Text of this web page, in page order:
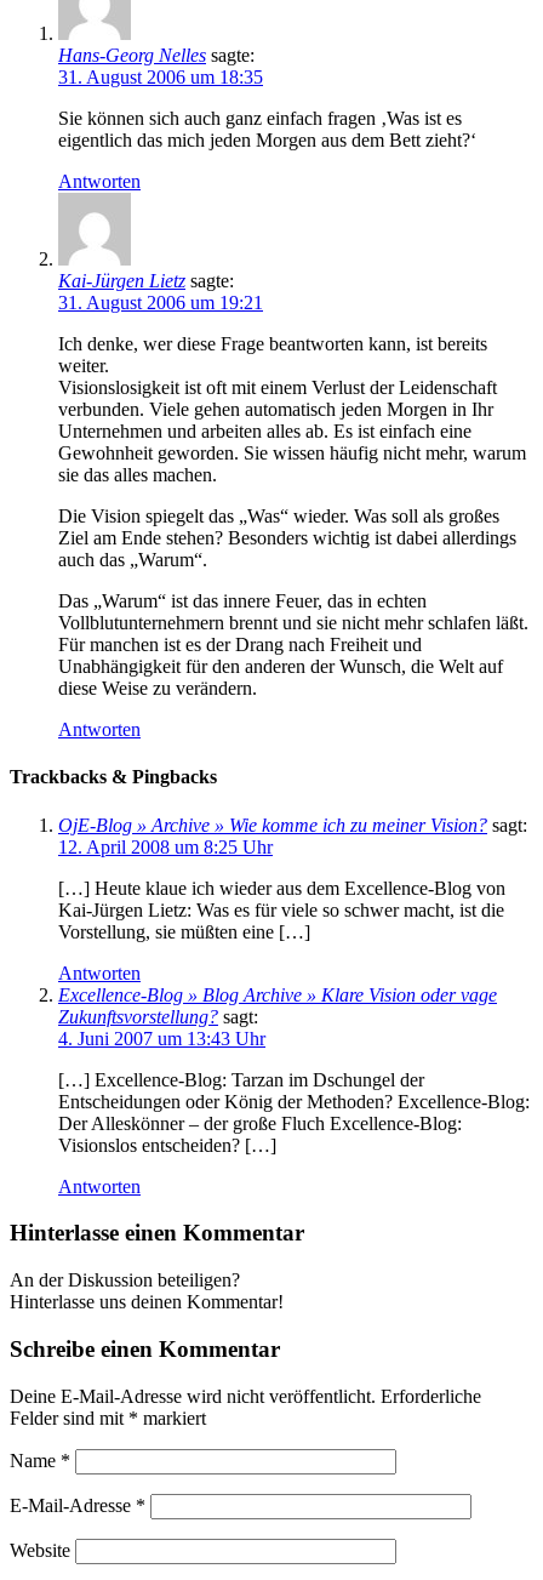
Hans-Georg Nelles sagte:
31. August 2006 um 18:35
Sie können sich auch ganz einfach fragen ‚Was ist es
eigentlich das mich jeden Morgen aus dem Bett zieht?‘
Antworten
Kai-Jürgen Lietz sagte:
31. August 2006 um 19:21
Ich denke, wer diese Frage beantworten kann, ist bereits
weiter.
Visionslosigkeit ist oft mit einem Verlust der Leidenschaft
verbunden. Viele gehen automatisch jeden Morgen in Ihr
Unternehmen und arbeiten alles ab. Es ist einfach eine
Gewohnheit geworden. Sie wissen häufig nicht mehr, warum
sie das alles machen.
Die Vision spiegelt das „Was“ wieder. Was soll als großes
Ziel am Ende stehen? Besonders wichtig ist dabei allerdings
auch das „Warum“.
Das „Warum“ ist das innere Feuer, das in echten
Vollblutunternehmern brennt und sie nicht mehr schlafen läßt.
Für manchen ist es der Drang nach Freiheit und
Unabhängigkeit für den anderen der Wunsch, die Welt auf
diese Weise zu verändern.
Antworten
Trackbacks & Pingbacks
OjE-Blog » Archive » Wie komme ich zu meiner Vision? sagt:
12. April 2008 um 8:25 Uhr
[…] Heute klaue ich wieder aus dem Excellence-Blog von
Kai-Jürgen Lietz: Was es für viele so schwer macht, ist die
Vorstellung, sie müßten eine […]
Antworten
Excellence-Blog » Blog Archive » Klare Vision oder vage
Zukunftsvorstellung? sagt:
4. Juni 2007 um 13:43 Uhr
[…] Excellence-Blog: Tarzan im Dschungel der
Entscheidungen oder König der Methoden? Excellence-Blog:
Der Alleskönner – der große Fluch Excellence-Blog:
Visionslos entscheiden? […]
Antworten
Hinterlasse einen Kommentar
An der Diskussion beteiligen?
Hinterlasse uns deinen Kommentar!
Schreibe einen Kommentar
Deine E-Mail-Adresse wird nicht veröffentlicht. Erforderliche
Felder sind mit * markiert
Name *
E-Mail-Adresse *
Website